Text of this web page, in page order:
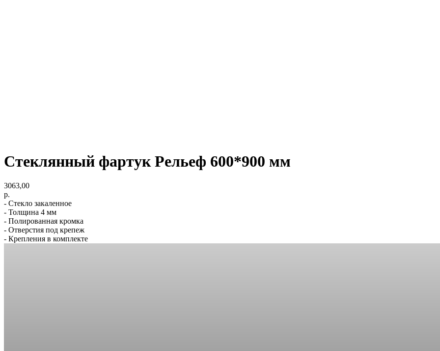
Стеклянный фартук Рельеф 600*900 мм
3063,00
р.
- Стекло закаленное
- Толщина 4 мм
- Полированная кромка
- Отверстия под крепеж
- Крепления в комплекте